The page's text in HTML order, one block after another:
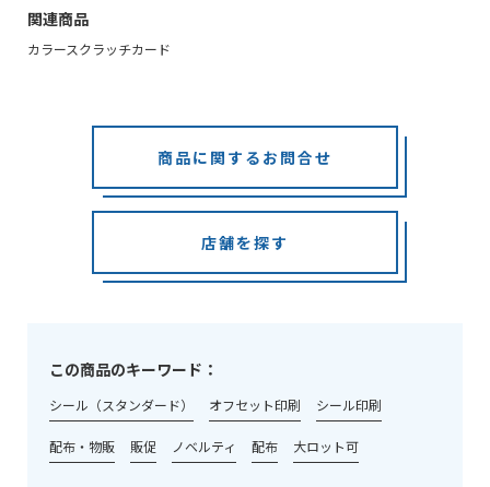
関連商品
カラースクラッチカード
商品に関するお問合せ
店舗を探す
この商品のキーワード：
シール（スタンダード） オフセット印刷 シール印刷
配布・物販 販促 ノベルティ 配布 大ロット可